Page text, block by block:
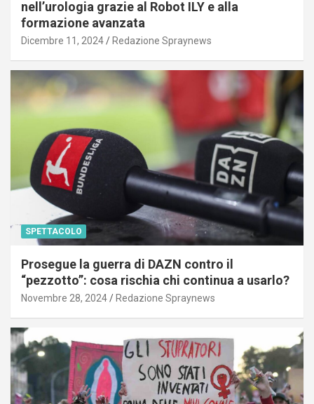
nell’urologia grazie al Robot ILY e alla
formazione avanzata
Dicembre 11, 2024 Redazione Spraynews
SPETTACOLO
Prosegue la guerra di DAZN contro il
“pezzotto”: cosa rischia chi continua a usarlo?
Novembre 28, 2024 Redazione Spraynews